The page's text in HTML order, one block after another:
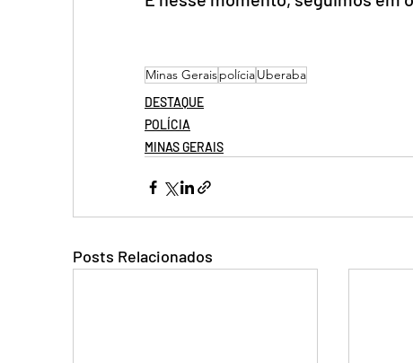
Minas GeraispolíciaUberaba
DESTAQUE
POLÍCIA
MINAS GERAIS
Posts Relacionados